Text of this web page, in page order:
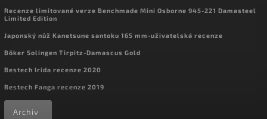
Recenze limitované verze Benchmade Mini Osborne 945-221 Damasteel
Limited Edition
Japonský nůž Kanetsune santoku 165 mm-uživatelská recenze
Böker Solingen Tirpitz-Damascus Gold
Bestech Irida recenze 2020
Bestech Fanga recenze 2019
Archiv